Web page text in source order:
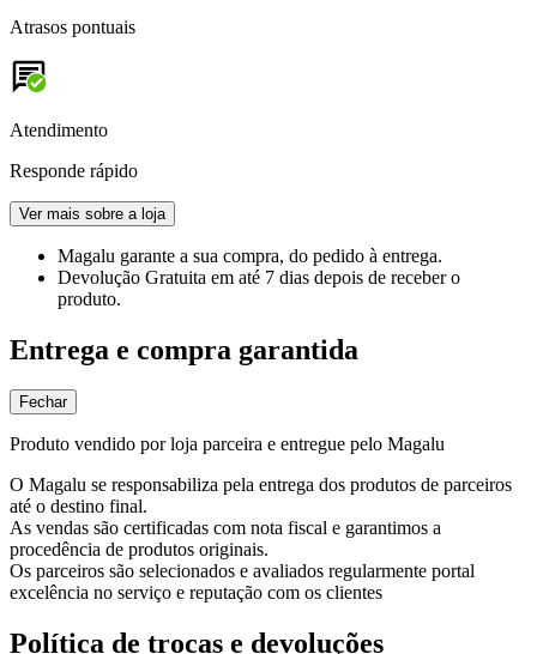
Atrasos pontuais
Atendimento
Responde rápido
Ver mais sobre a loja
Magalu garante a sua compra, do pedido à entrega.
Devolução Gratuita em até 7 dias depois de receber o
produto.
Entrega e compra garantida
Fechar
Produto vendido por loja parceira e entregue pelo Magalu
O Magalu se responsabiliza pela entrega dos produtos de parceiros
até o destino final.
As vendas são certificadas com nota fiscal e garantimos a
procedência de produtos originais.
Os parceiros são selecionados e avaliados regularmente portal
excelência no serviço e reputação com os clientes
Política de trocas e devoluções